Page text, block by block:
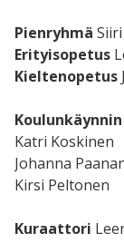
Pienryhmä
Erityisopetus
Kieltenopetus
Katri Koskinen
Johanna
Kirsi Peltonen
Kuraattori